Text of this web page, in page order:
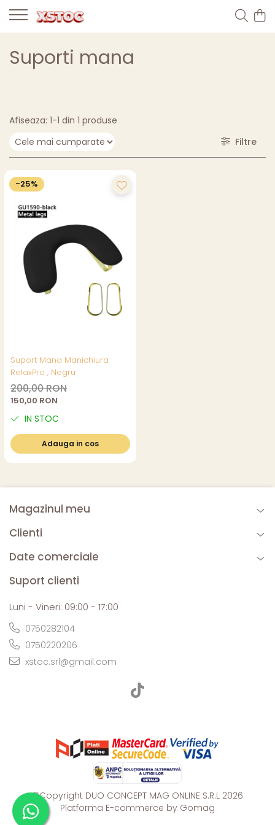
Suporti mana
Afiseaza: 1-1 din 1 produse
Filtre
-25%
Suport Mana Manichiura
RelaxPro , Negru
200,00 RON
150,00 RON
IN STOC
Adauga in cos
Magazinul meu
Clienti
Date comerciale
Suport clienti
Luni - Vineri: 09:00 - 17:00
0750282104
0750220206
xstoc.srl@gmail.com
©Copyright DUO CONCEPT MAG ONLINE S.R.L 2026
Platforma E-commerce by Gomag